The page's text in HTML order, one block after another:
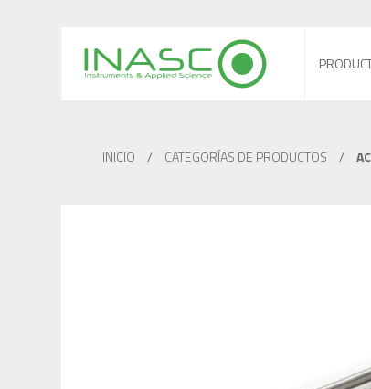
INICIO / CATEGORÍAS DE PRODUCTOS /